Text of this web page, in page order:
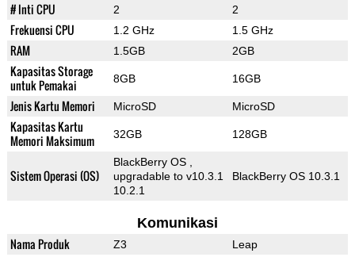
# Inti CPU 2 2
Frekuensi CPU 1.2 GHz 1.5 GHz
RAM 1.5GB 2GB
Kapasitas Storage
untuk Pemakai
8GB 16GB
Jenis Kartu Memori MicroSD MicroSD
Kapasitas Kartu
Memori Maksimum
32GB 128GB
Sistem Operasi (OS)
BlackBerry OS ,
upgradable to v10.3.1
10.2.1
BlackBerry OS 10.3.1
Komunikasi
Nama Produk Z3 Leap